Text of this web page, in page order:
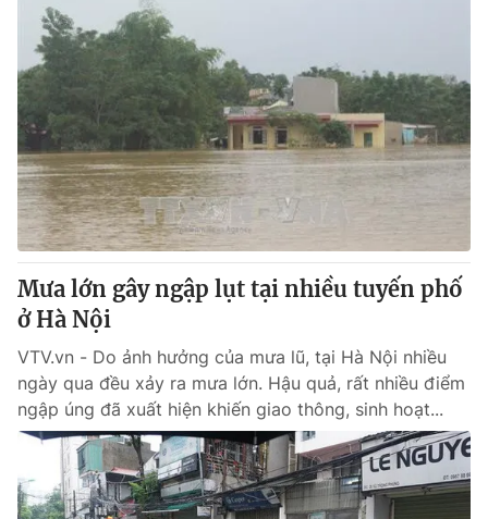
Mưa lớn gây ngập lụt tại nhiều tuyến phố
ở Hà Nội
VTV.vn - Do ảnh hưởng của mưa lũ, tại Hà Nội nhiều
ngày qua đều xảy ra mưa lớn. Hậu quả, rất nhiều điểm
ngập úng đã xuất hiện khiến giao thông, sinh hoạt...